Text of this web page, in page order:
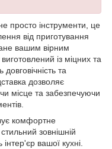
просто інструменти, це
від приготування
вашим вірним
із міцних та
та
дозволяє
місце та забезпечуючи
комфортне
зовнішній
вашої кухні.